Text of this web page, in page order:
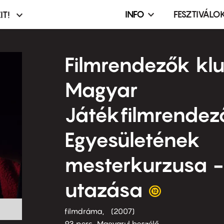
Infó,
terembérlés
menü
INFO
Filmrendezők
Magyar
Egyesületének
mesterkurzusa
utazása
filmdráma
2007